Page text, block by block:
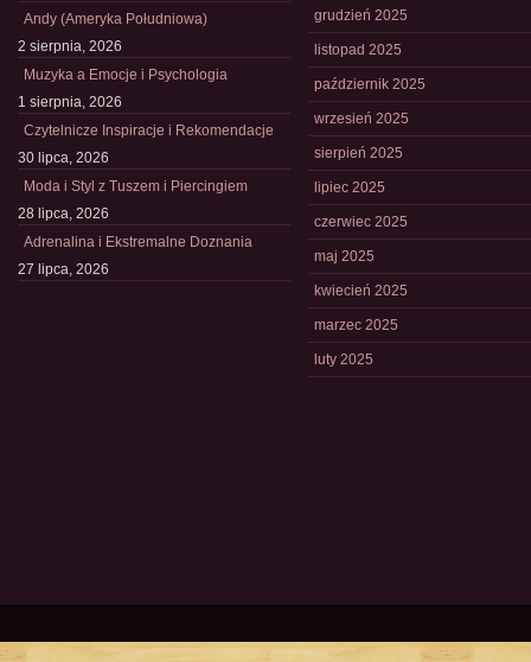
Andy (Ameryka Południowa)
2 sierpnia, 2026
Muzyka a Emocje i Psychologia
1 sierpnia, 2026
Czytelnicze Inspiracje i Rekomendacje
30 lipca, 2026
Moda i Styl z Tuszem i Piercingiem
28 lipca, 2026
Adrenalina i Ekstremalne Doznania
27 lipca, 2026
grudzień 2025
listopad 2025
październik 2025
wrzesień 2025
sierpień 2025
lipiec 2025
czerwiec 2025
maj 2025
kwiecień 2025
marzec 2025
luty 2025